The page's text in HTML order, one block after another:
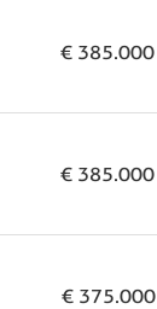
€ 385.000
€ 385.000
€ 375.000